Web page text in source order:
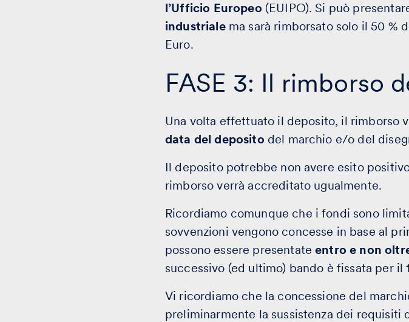
l’Ufficio Europeo (EUIPO). Si può
industrialema sarà rimborsato solo il 50 %
Euro.
FASE 3: Il rimborso
Una volta effettuato il deposito, il rimborso
data del deposito del marchio e/o del
Il deposito potrebbe non avere esito
rimborso verrà accreditato ugualmente.
Ricordiamo comunque che i fondi sono
sovvenzioni vengono concesse in base al
possono essere presentateentro e non
successivo (ed ultimo) bando è fissata per il
Vi ricordiamo che la concessione del
preliminarmente la sussistenza dei requisiti